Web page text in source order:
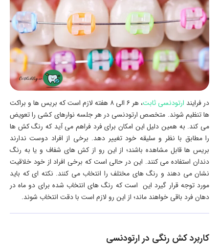
در فرایند ارتودنسی ثابت
، هر ۶ الی ۸ هفته لازم است که بریس ها و براکت
ها تنظیم شوند. متخصص ارتودنسی در هر جلسه نوارهای کشی را تعویض
می کند. به همین دلیل این امکان برای فرد فراهم می آید که رنگ کش ها
را مطابق با نظر و سلیقه خود تغییر دهد. برخی از افراد دوست ندارند
بریس ها قابل مشاهده باشند؛ از این رو از کش های شفاف و یا به رنگ
دندان استفاده می کنند. این در حالی است که برخی افراد از خود خلاقیت
نشان می دهند و رنگ های مختلف را انتخاب می کنند. نکته ای که باید
مورد توجه قرار گیرد این است که رنگ های انتخاب شده برای دو ماه در
دهان فرد باقی خواهند ماند؛ از این رو لازم است با دقت انتخاب شوند.
کاربرد کش رنگی در ارتودنسی